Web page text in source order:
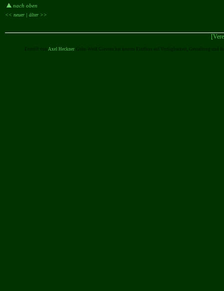
nach oben
<< neuer | älter >>
Erstellt von Axel Heckner. Grün-Weiß Giessen hat keinen Einfluss auf Verfügbarkeit, Gestaltung und